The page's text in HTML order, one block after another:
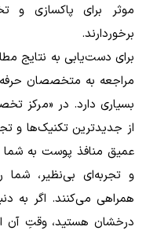
موثر برای پاکسازی و
برخوردارند.
برای دست‌یابی به نتایج
مراجعه به متخصصان
بسیاری دارد. در «مرکز
از جدیدترین تکنیک‌ها و
عمیق منافذ پوست به
و تجربه‌ای بی‌نظیر، شما
همراهی می‌کنند. اگر به
درخشان هستید، وقتِ آن